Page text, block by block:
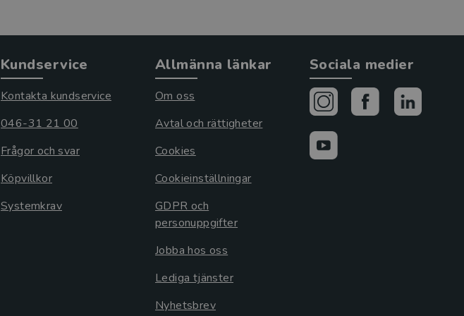
Kundservice
Kontakta kundservice
046-31 21 00
Frågor och svar
Köpvillkor
Systemkrav
Allmänna länkar
Om oss
Avtal och rättigheter
Cookies
Cookieinställningar
GDPR och
personuppgifter
Jobba hos oss
Lediga tjänster
Nyhetsbrev
Sociala medier